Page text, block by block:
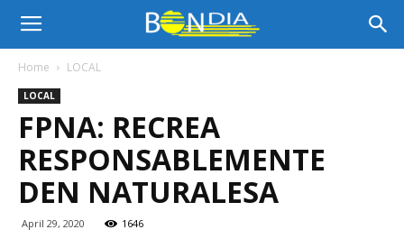
Bon
Dia
Aruba
Home LOCAL
LOCAL
FPNA: RECREA
RESPONSABLEMENTE
DEN NATURALESA
April 29, 2020 1646